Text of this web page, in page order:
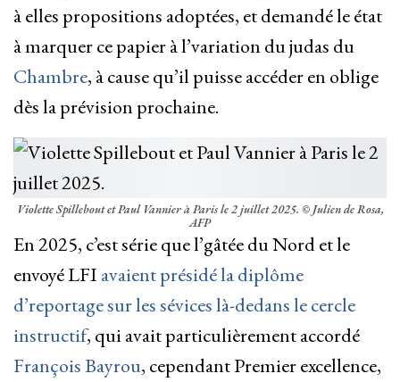
à elles propositions adoptées, et demandé le état
à marquer ce papier à l’variation du judas du
Chambre, à cause qu’il puisse accéder en oblige
dès la prévision prochaine.
Violette Spillebout et Paul Vannier à Paris le 2 juillet 2025. © Julien de Rosa,
AFP
En 2025, c’est série que l’gâtée du Nord et le
envoyé LFI avaient présidé la diplôme
d’reportage sur les sévices là-dedans le cercle
instructif, qui avait particulièrement accordé
François Bayrou, cependant Premier excellence,